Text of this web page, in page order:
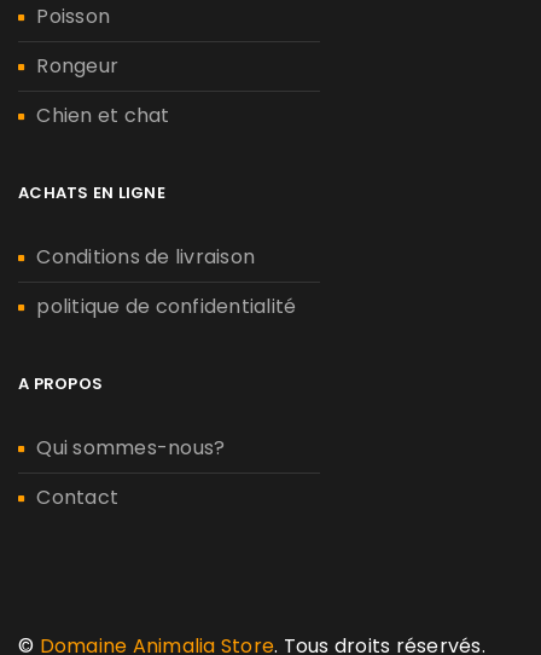
Poisson
Rongeur
Chien et chat
ACHATS EN LIGNE
Conditions de livraison
politique de confidentialité
A PROPOS
Qui sommes-nous?
Contact
© Domaine Animalia Store. Tous droits réservés.